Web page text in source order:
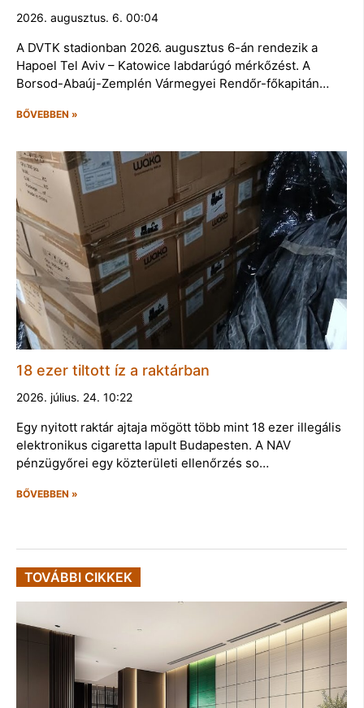
2026. augusztus. 6. 00:04
A DVTK stadionban 2026. augusztus 6-án rendezik a
Hapoel Tel Aviv – Katowice labdarúgó mérkőzést. A
Borsod-Abaúj-Zemplén Vármegyei Rendőr-főkapitán…
BŐVEBBEN »
18 ezer tiltott íz a raktárban
2026. július. 24. 10:22
Egy nyitott raktár ajtaja mögött több mint 18 ezer illegális
elektronikus cigaretta lapult Budapesten. A NAV
pénzügyőrei egy közterületi ellenőrzés so…
BŐVEBBEN »
TOVÁBBI CIKKEK